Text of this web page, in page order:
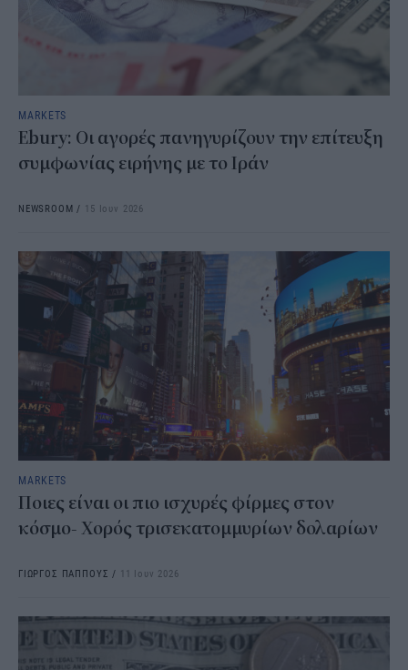
MARKETS
Ebury: Οι αγορές πανηγυρίζουν την επίτευξη
συμφωνίας ειρήνης με το Ιράν
NEWSROOM / 15 Ιουν 2026
MARKETS
Ποιες είναι οι πιο ισχυρές φίρμες στον
κόσμο- Χορός τρισεκατομμυρίων δολαρίων
ΓΙΩΡΓΟΣ ΠΑΠΠΟΥΣ / 11 Ιουν 2026